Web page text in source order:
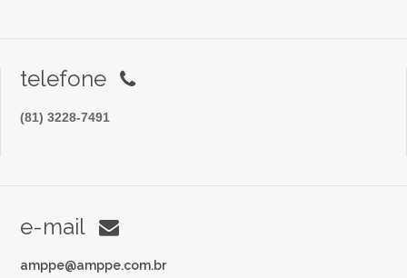
telefone
(81) 3228-7491
e-mail
amppe@amppe.com.br